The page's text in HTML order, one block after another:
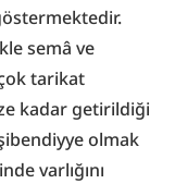
semâ ve
tarikat
kadar getirildiği
olmak
varlığını